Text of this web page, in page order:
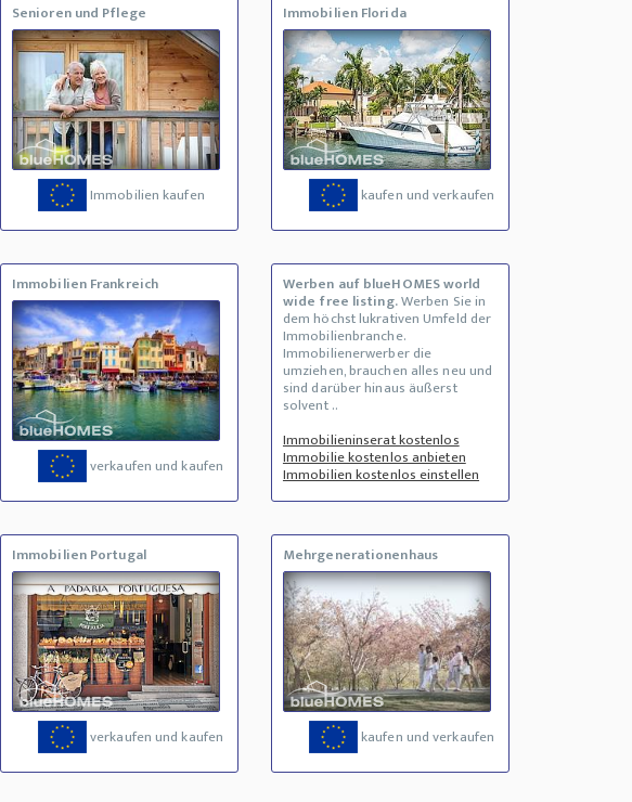
Senioren und Pflege
Immobilien kaufen
Immobilien Florida
kaufen und verkaufen
Immobilien Frankreich
verkaufen und kaufen
Werben auf blueHOMES world
wide free listing.Werben Sie in
dem höchst lukrativen Umfeld der
Immobilienbranche.
Immobilienerwerber die
umziehen, brauchen alles neu und
sind darüber hinaus äußerst
solvent ..
Immobilieninserat kostenlos
Immobilie kostenlos anbieten
Immobilien kostenlos einstellen
Immobilien Portugal
verkaufen und kaufen
Mehrgenerationenhaus
kaufen und verkaufen